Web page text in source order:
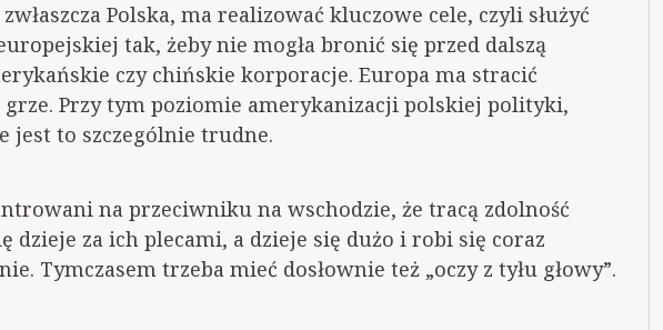
Polska, ma realizować kluczowe cele, czyli służyć
tak, żeby nie mogła bronić się przed dalszą
czy chińskie korporacje. Europa ma stracić
Przy tym poziomie amerykanizacji polskiej polityki,
to szczególnie trudne.
na przeciwniku na wschodzie, że tracą zdolność
dzieje za ich plecami, a dzieje się dużo i robi się coraz
Tymczasem trzeba mieć dosłownie też „oczy z tyłu głowy”.